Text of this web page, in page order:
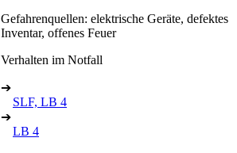
Gefahrenquellen: elektrische Geräte, defektes
Inventar, offenes Feuer
Verhalten im Notfall
➔
SLF, LB 4
➔
LB 4